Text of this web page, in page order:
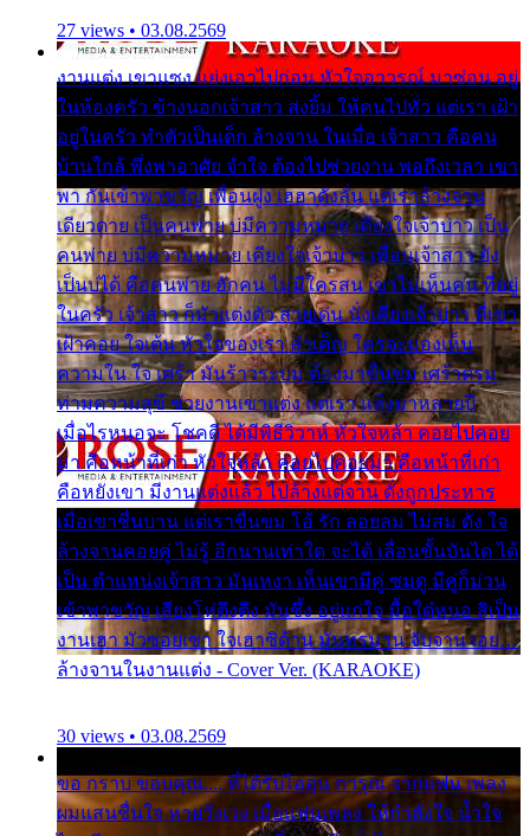
27 views • 03.08.2569
งานแต่ง เขาแซง แย่งเอาไปก่อน หัวใจอาวรณ์ มาซ่อน อยู่
ในห้องครัว ข้างนอกเจ้าสาว ส่งยิ้ม ให้คนไปทั่ว แต่เรา เฝ้า
อยู่ในครัว ทำตัวเป็นเด็ก ล้างจาน ในเมื่อ เจ้าสาว คือคน
บ้านใกล้ พึ่งพาอาศัย จำใจ ต้องไปช่วยงาน พอถึงเวลา เขา
พา กันเข้าพาขวัญ เพื่อนฝูง เฮฮาดังลั่น แต่เราล้างจาน
เดียวดาย เป็นคนพ่าย บ่มีความหมาย เคียงใจเจ้าบ่าว เป็น
คนพ่าย บ่มีความหมาย เคียงใจเจ้าบ่าว เพื่อนเจ้าสาว ยัง
เป็นบ่ได้ คือคนพ่าย ฮักคน ไม่มีใครสน เขาไม่เห็นคน ที่อยู่
ในครัว เจ้าสาว ก็มัวแต่งตัว สวยเด่น นั่งเคียงเจ้าบ่าว ที่เขา
เฝ้าคอย ใจเต้น หัวใจของเรา ลำเค็ญ ใครจะมองเห็น
ความใน ใจ เศร้า มันร้าวระบม ต้องมาขื่นขม เศร้าตรม
ท่ามความสุขี ช่วยงานเขาแต่ง แต่เรา แล้งมาหลายปี
เมื่อไรหนอจะ โชคดี ได้มีพิธีวิวาห์ หัวใจหล้า คอยไปคอย
มา คือหน้าที่เก่า หัวใจหล้า คอยไปคอยมา คือหน้าที่เก่า
คือหยังเขา มีงานแต่งแล้ว ไปล้างแต่จาน ดั่งถูกประหาร
เมื่อเขาชื่นบาน แต่เราขื่นขม โอ้ รัก ลอยลม ไม่สม ดัง ใจ
ล้างจานคอยคู่ ไม่รู้ อีกนานเท่าใด จะได้ เลื่อนขั้นบันได ได้
เป็น ตำแหน่งเจ้าสาว มันเหงา เห็นเขามีคู่ ซมดู มีคู่ก็ม่วน
เข้าพาขวัญ เสียงโห่ตึงตึง มันซึ้ง อยู่แก่ใจ มื้อใด๋หนอ สิเป็น
งานเฮา มัวซอยเขา ใจเฮาซิด้าน มันทรมาน จับจาน เอย…
ล้างจานในงานแต่ง - Cover Ver. (KARAOKE)
30 views • 03.08.2569
ขอ กราบ ขอบคุณ.... ที่ได้รับไออุ่น การุณ จากแฟน เพลง
ผมแสนชื่นใจ หายวังเวง เมื่อแฟนเพลง ให้กำลังใจ น้ำใจ